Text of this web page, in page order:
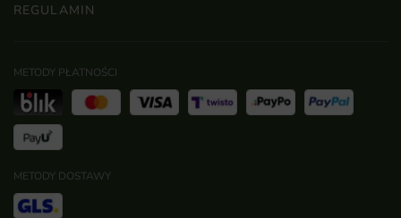
REGULAMIN
METODY PŁATNOŚCI
METODY DOSTAWY